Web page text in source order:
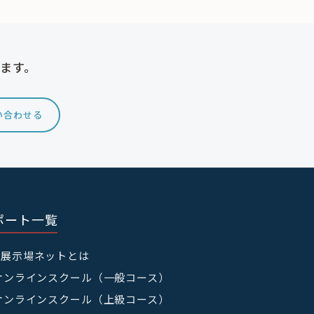
す。
わせる
ート一覧
示場ネットとは
ンラインスクール（一般コース）
ンラインスクール（上級コース）